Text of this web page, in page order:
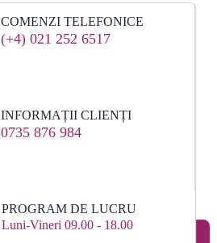
COMENZI TELEFONICE
(+4) 021 252 6517
INFORMAȚII CLIENȚI
0735 876 984
PROGRAM DE LUCRU
Luni-Vineri 09.00 - 18.00